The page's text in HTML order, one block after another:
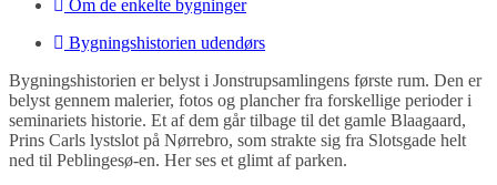
Om de enkelte bygninger
Bygningshistorien udendørs
Bygningshistorien er belyst i Jonstrupsamlingens første rum. Den er
belyst gennem malerier, fotos og plancher fra forskellige perioder i
seminariets historie. Et af dem går tilbage til det gamle Blaagaard,
Prins Carls lystslot på Nørrebro, som strakte sig fra Slotsgade helt
ned til Peblingesø-en. Her ses et glimt af parken.